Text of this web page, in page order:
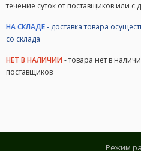
течение суток от поставщиков или с
НА СКЛАДЕ- доставка товара
со склада
НЕТ В НАЛИЧИИ- товара нет в
поставщиков
Режим